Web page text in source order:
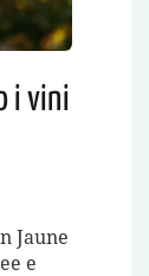
i vini
Jaune
e